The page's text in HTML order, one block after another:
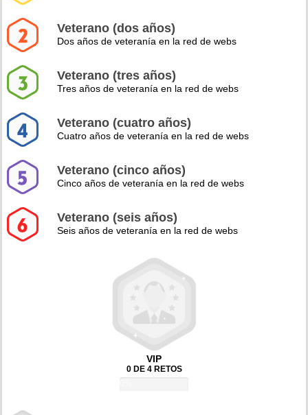
Veterano (dos años)
Dos años de veteranía en la red de webs
Veterano (tres años)
Tres años de veteranía en la red de webs
Veterano (cuatro años)
Cuatro años de veteranía en la red de webs
Veterano (cinco años)
Cinco años de veteranía en la red de webs
Veterano (seis años)
Seis años de veteranía en la red de webs
VIP
0 DE 4 RETOS